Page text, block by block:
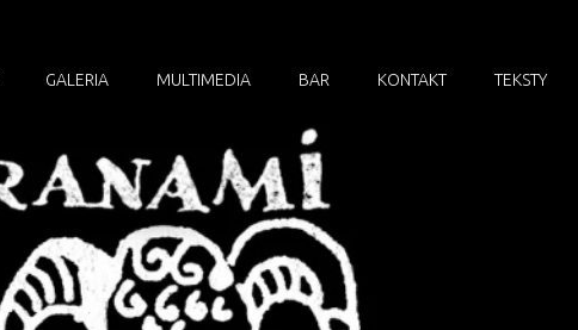
GALERIA MULTIMEDIA BAR KONTAKT TEKSTY